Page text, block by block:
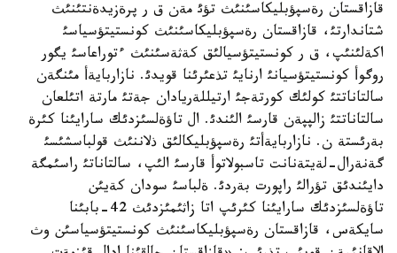
قازاقستان رةسپؤبليكاسئنئث تؤئ مةن ق ر پرةزيدةنتئنئث
شتاندارتئ، قازاقستان رةسپؤبليكاسئنئث كونستيتؤسياسئ
اكةلئنئپ، ق ر كونستيتؤسيالئق كةثةسئنئث ءتوراعاسئ يگور
روگوأ كونستيتؤسيانئ ارنايئ تذعئرئنا قويدئ. نازاربايةأ مئنگةن
سالتاناتتئ كولئك كورتةجئ ارتيللةريادان جةتئ مارتة اتئلعان
سالتاناتتئ زالپپةن قارسئ الئندئ. ال تاؤةلسئزدئك سارايئنا كئرة
بةرئستة ن. نازاربايةأتئ رةسپؤبليكالئق ذلاننئث قولباسشئسئ
گةنةرال-لةيتةنانت تاسبولاتوأ قارسئ الئپ، سالتاناتئ راسئمگة
دايئندئق تؤرالئ راپورت بةردئ. ةلباسئ سودان كةيئن
تاؤةلسئزدئك سارايئنا كئرئپ اتا زاثئمئزدئث 42-بابئنا
سايكةس، قازاقستان رةسپؤبليكاسئنئث كونستيتؤسياسئن وث